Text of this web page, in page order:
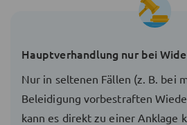
Hauptverhandlung nur bei
Nur in seltenen Fällen (z. B. bei
Beleidigung vorbestraften
kann es direkt zu einer Anklage